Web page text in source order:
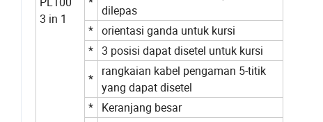
3 in 1
dilepas
* orientasi ganda untuk kursi
* 3 posisi dapat disetel untuk kursi
*
rangkaian kabel pengaman 5-titik
yang dapat disetel
* Keranjang besar